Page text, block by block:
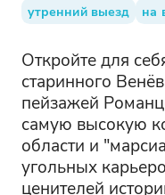
утренний выезд
на
Откройте для
старинного
пейзажей
самую высокую
области и
угольных
ценителей